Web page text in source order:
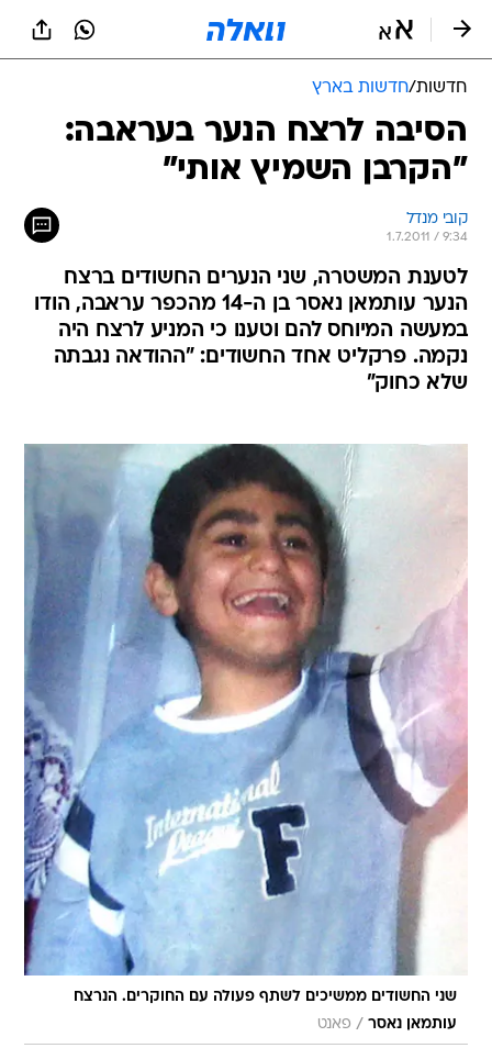
חדשות/חדשות בארץ
הסיבה לרצח הנער בעראבה:
"הקרבן השמיץ אותי"
קובי מנדל
1.7.2011 / 9:34
לטענת המשטרה, שני הנערים החשודים ברצח
הנער עותמאן נאסר בן ה-14 מהכפר עראבה, הודו
במעשה המיוחס להם וטענו כי המניע לרצח היה
נקמה. פרקליט אחד החשודים: "ההודאה נגבתה
שלא כחוק"
שני החשודים ממשיכים לשתף פעולה עם החוקרים. הנרצח
עותמאן נאסר / פאנט